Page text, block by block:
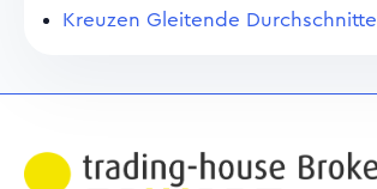
Kreuzen Gleitende Durchschnitte